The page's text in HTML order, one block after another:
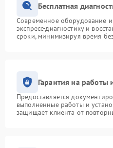
Бесплатная
Современное оборудование
экспресс-диагностику и
сроки, минимизируя время
Гарантия на работы
Предоставляется
выполненные работы и
защищает клиента от